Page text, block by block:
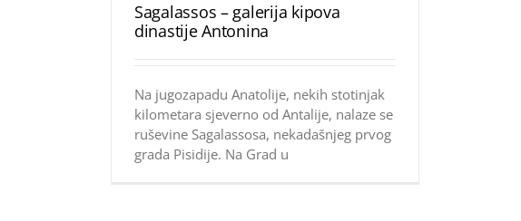
Sagalassos – galerija kipova
dinastije Antonina
Na jugozapadu Ana­tolije, nekih stotinjak
kilometara sjeverno od Antalije, nalaze se
ruševine Sagalassosa, nekadašnjeg prvog
grada Pisidije. Na Grad u